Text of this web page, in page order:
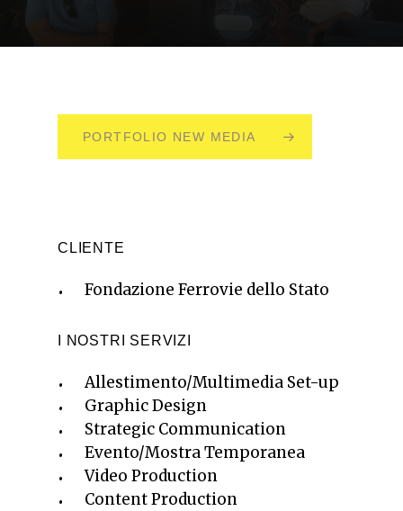
PORTFOLIO NEW MEDIA
CLIENTE
Fondazione Ferrovie dello Stato
I NOSTRI SERVIZI
Allestimento/Multimedia Set-up
Graphic Design
Strategic Communication
Evento/Mostra Temporanea
Video Production
Content Production